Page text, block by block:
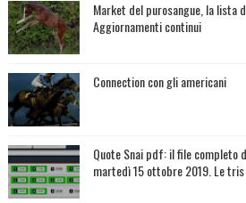
Market del purosangue, la lista
Aggiornamenti continui
Connection con gli americani
Quote Snai pdf: il file completo
martedì 15 ottobre 2019. Le tris